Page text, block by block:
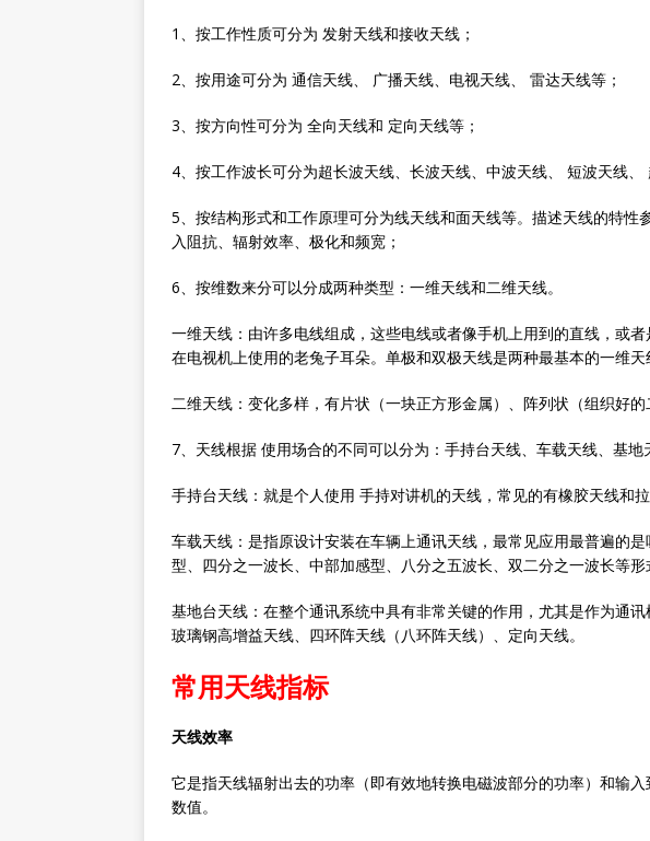
1、按工作性质可分为 发射天线和接收天线；
2、按用途可分为 通信天线、 广播天线、电视天线、 雷达天线等；
3、按方向性可分为 全向天线和 定向天线等；
4、按工作波长可分为超长波天线、长波天线、中波天线、 短波天线、
5、按结构形式和工作原理可分为线天线和面天线等。描述天线的特性
入阻抗、辐射效率、极化和频宽；
6、按维数来分可以分成两种类型：一维天线和二维天线。
一维天线：由许多电线组成，这些电线或者像手机上用到的直线，或
在电视机上使用的老兔子耳朵。单极和双极天线是两种最基本的一维天
二维天线：变化多样，有片状（一块正方形金属）、阵列状（组织好的
7、天线根据 使用场合的不同可以分为：手持台天线、车载天线、基地
手持台天线：就是个人使用 手持对讲机的天线，常见的有橡胶天线和拉
车载天线：是指原设计安装在车辆上通讯天线，最常见应用最普遍的
型、四分之一波长、中部加感型、八分之五波长、双二分之一波长等形
基地台天线：在整个通讯系统中具有非常关键的作用，尤其是作为通
玻璃钢高增益天线、四环阵天线（八环阵天线）、定向天线。
常用天线指标
天线效率
它是指天线辐射出去的功率（即有效地转换电磁波部分的功率）和输
数值。